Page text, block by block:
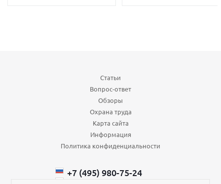
Статьи
Вопрос-ответ
Обзоры
Охрана труда
Карта сайта
Информация
Политика конфиденциальности
+7 (495) 980-75-24